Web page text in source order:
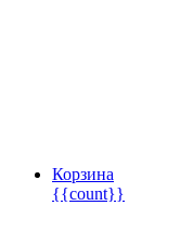
Корзина
{{count}}